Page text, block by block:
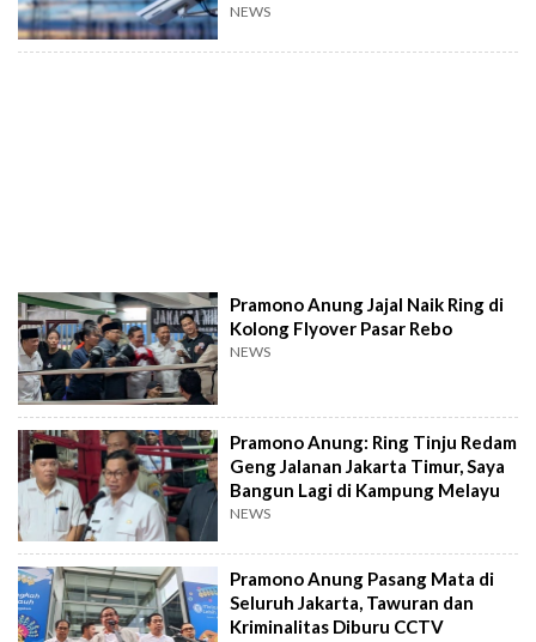
NEWS
Pramono Anung Jajal Naik Ring di
Kolong Flyover Pasar Rebo
NEWS
Pramono Anung: Ring Tinju Redam
Geng Jalanan Jakarta Timur, Saya
Bangun Lagi di Kampung Melayu
NEWS
Pramono Anung Pasang Mata di
Seluruh Jakarta, Tawuran dan
Kriminalitas Diburu CCTV